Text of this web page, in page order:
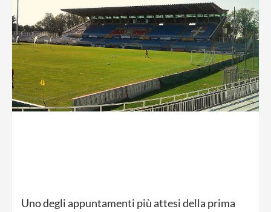
Uno degli appuntamenti più attesi della prima